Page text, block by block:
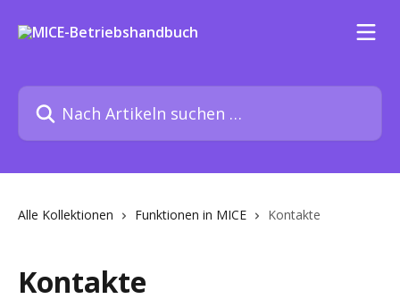
Nach Artikeln suchen …
Alle Kollektionen Funktionen in MICE Kontakte
Kontakte